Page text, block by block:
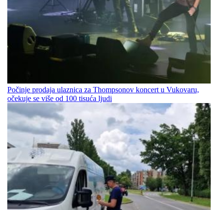
Počinje prodaja ulaznica za Thompsonov koncert u Vukovaru,
očekuje se više od 100 tisuća ljudi